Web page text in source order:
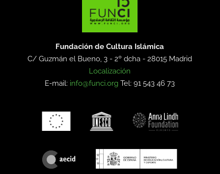
Fundación de Cultura Islámica
C/ Guzmán el Bueno, 3 - 2º dcha -28015 Madrid
Localización
E-mail: info@funci.org Tel: 91 543 46 73